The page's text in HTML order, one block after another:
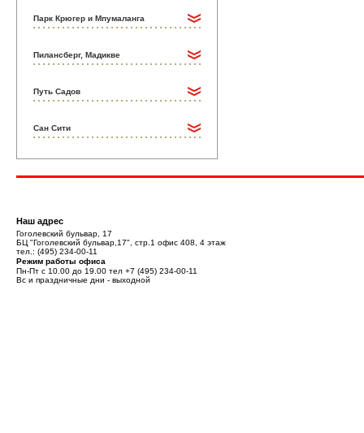
Парк Крюгер и Мпумаланга
Пилансберг, Мадикве
Путь Садов
Сан Сити
Наш адрес
Гоголевский бульвар, 17
БЦ "Гоголевский бульвар,17", стр.1 офис 408, 4 этаж
тел.: (495) 234-00-11
Режим работы офиса
Пн-Пт с 10.00 до 19.00 тел +7 (495) 234-00-11
Вс и праздничные дни - выходной